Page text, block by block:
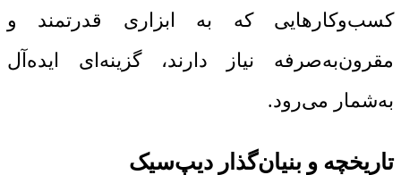
کسب‌وکارهایی که به ابزاری قدرتمند و
مقرون‌به‌صرفه نیاز دارند، گزینه‌ای ایده‌آل
به‌شمار می‌رود.
تاریخچه و بنیان‌گذار دیپ‌سیک